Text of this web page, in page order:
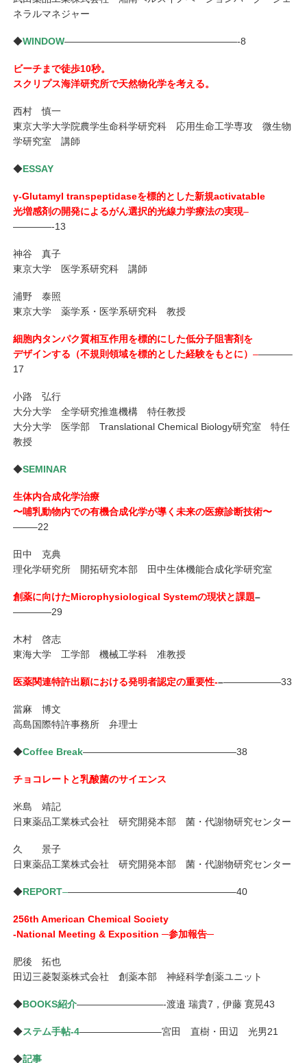
ネラルマネジャー
◆WINDOW——————————————————-8
ビーチまで徒歩10秒。
スクリプス海洋研究所で天然物化学を考える。
西村 慎一
東京大学大学院農学生命科学研究科 応用生命工学専攻 微生物
学研究室 講師
◆ESSAY
γ-Glutamyl transpeptidaseを標的とした新規activatable
光増感剤の開発によるがん選択的光線力学療法の実現–
————-13
神谷 真子
東京大学 医学系研究科 講師
浦野 泰照
東京大学 薬学系・医学系研究科 教授
細胞内タンパク質相互作用を標的にした低分子阻害剤を
デザインする（不規則領域を標的とした経験をもとに） –———–
17
小路 弘行
大分大学 全学研究推進機構 特任教授
大分大学 医学部 Translational Chemical Biology研究室 特任
教授
◆SEMINAR
生体内合成化学治療
〜哺乳動物内での有機合成化学が導く未来の医療診断技術〜
——–22
田中 克典
理化学研究所 開拓研究本部 田中生体機能合成化学研究室
創薬に向けたMicrophysiological Systemの現状と課題–
————29
木村 啓志
東海大学 工学部 機械工学科 准教授
医薬関連特許出願における発明者認定の重要性-–——————33
當麻 博文
高島国際特許事務所 弁理士
◆Coffee Break————————————————38
チョコレートと乳酸菌のサイエンス
米島 靖記
日東薬品工業株式会社 研究開発本部 菌・代謝物研究センター
久 景子
日東薬品工業株式会社 研究開発本部 菌・代謝物研究センター
◆REPORT–—————————————————–40
256th American Chemical Society
-National Meeting & Exposition ─参加報告─
肥後 拓也
田辺三菱製薬株式会社 創薬本部 神経科学創薬ユニット
◆BOOKS紹介—————————-渡邉 瑞貴7，伊藤 寛晃43
◆ステム手帖-4————————–宮田 直樹・田辺 光男21
◆記事